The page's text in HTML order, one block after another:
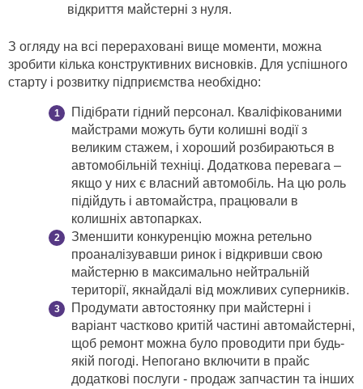
відкриття майстерні з нуля.
З огляду на всі перераховані вище моменти, можна
зробити кілька конструктивних висновків. Для успішного
старту і розвитку підприємства необхідно:
Підібрати гідний персонал. Кваліфікованими
майстрами можуть бути колишні водії з
великим стажем, і хороший розбираються в
автомобільній техніці. Додаткова перевага –
якщо у них є власний автомобіль. На цю роль
підійдуть і автомайстра, працювали в
колишніх автопарках.
Зменшити конкуренцію можна ретельно
проаналізувавши ринок і відкривши свою
майстерню в максимально нейтральній
території, якнайдалі від можливих суперників.
Продумати автостоянку при майстерні і
варіант частково критій частині автомайстерні,
щоб ремонт можна було проводити при будь-
якій погоді. Непогано включити в прайс
додаткові послуги - продаж запчастин та інших